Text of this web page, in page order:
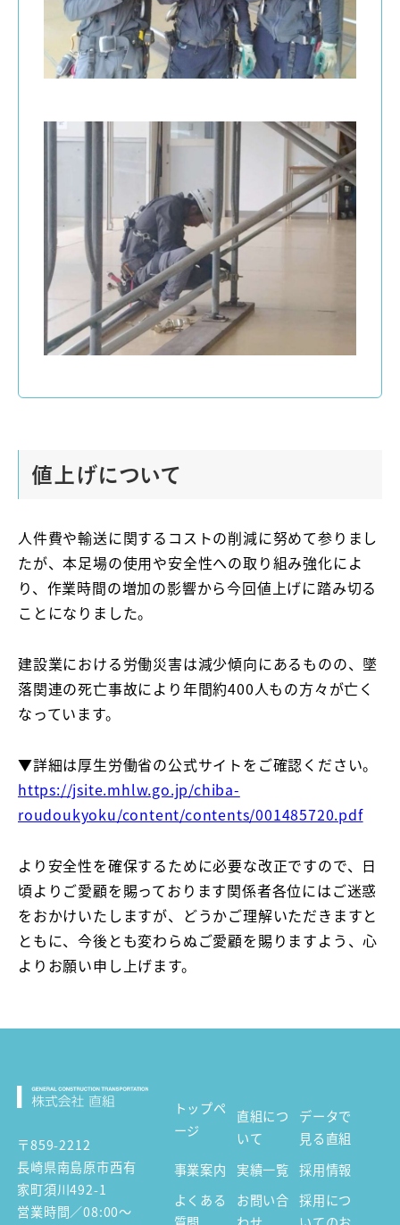
値上げについて
人件費や輸送に関するコストの削減に努めて参りまし
たが、本足場の使用や安全性への取り組み強化によ
り、作業時間の増加の影響から今回値上げに踏み切る
ことになりました。
建設業における労働災害は減少傾向にあるものの、墜
落関連の死亡事故により年間約400人もの方々が亡く
なっています。
▼詳細は厚生労働省の公式サイトをご確認ください。
https://jsite.mhlw.go.jp/chiba-
roudoukyoku/content/contents/001485720.pdf
より安全性を確保するために必要な改正ですので、日
頃よりご愛顧を賜っております関係者各位にはご迷惑
をおかけいたしますが、どうかご理解いただきますと
ともに、今後とも変わらぬご愛顧を賜りますよう、心
よりお願い申し上げます。
〒859-2212
長崎県南島原市西有
家町須川492-1
営業時間／08:00～
トップペ
ージ
直組につ
いて
データで
見る直組
事業案内
実績一覧
採用情報
よくある
お問い合
採用につ